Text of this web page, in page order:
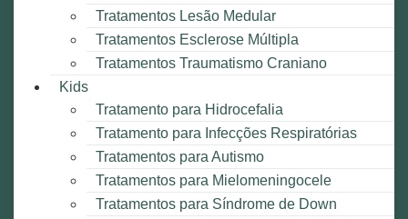
Tratamentos Lesão Medular
Tratamentos Esclerose Múltipla
Tratamentos Traumatismo Craniano
Kids
Tratamento para Hidrocefalia
Tratamento para Infecções Respiratórias
Tratamentos para Autismo
Tratamentos para Mielomeningocele
Tratamentos para Síndrome de Down